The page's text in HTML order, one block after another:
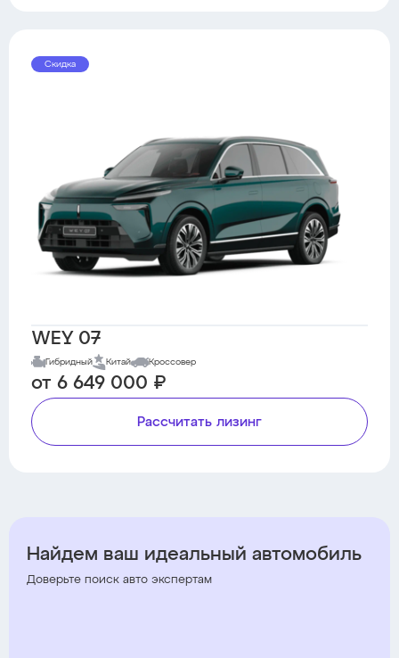
Скидка
WEY 07
Гибридный Китай Кроссовер
от 6 649 000 ₽
Рассчитать лизинг
Найдем ваш идеальный автомобиль
Доверьте поиск авто экспертам